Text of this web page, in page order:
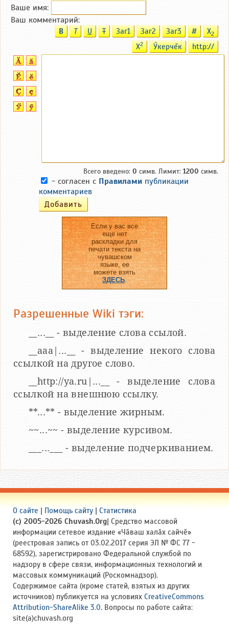
Ваше имя:
Ваш комментарий:
B T U T Заг1 Заг2 Заг3 # X2
X2 Ӳкерчĕк http://
Всего введено: 0 симв. Лимит: 1200 симв.
- согласен с Правилами публикации
комментариев
Если у вас все
еще нет
раскладки для
печати текста на
чувашском
языке, ее
можете взять
ЗДЕСЬ.
Разрешенные Wiki тэги:
__...__ - выделение слова ссылой.
__aaa|...__ - выделение некого слова
ссылкой на другое слово.
__http://ya.ru|...__ - выделение слова
ссылкой на внешнюю ссылку.
**...** - выделение жирным.
~~...~~ - выделение курсивом.
___...___ - выделение подчеркиванием.
О сайте | Помощь сайту | Статистика
(c) 2005-2026 Chuvash.Org| Средство массовой
информации сетевое издание «Чӑваш халӑх сайчӗ»
(реестровая запись от 03.02.2017 серия ЭЛ № ФС 77 -
68592), зарегистрировано Федеральной службой по
надзору в сфере связи, информационных технологий и
массовых коммуникаций (Роскомнадзор).
Содержимое сайта (кроме статей, взятых из других
источников) публикуется на условиях CreativeCommons
Attribution-ShareAlike 3.0. Вопросы по работе сайта:
site(a)chuvash.org